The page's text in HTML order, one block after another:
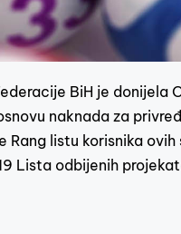
BiH je donijela
naknada za
listu korisnika
Lista odbijenih